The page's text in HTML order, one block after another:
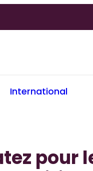
International
pour